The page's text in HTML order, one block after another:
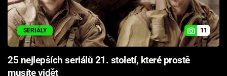
SERIÁLY 11
25 nejlepších seriálů 21. století, které prostě
musíte vidět